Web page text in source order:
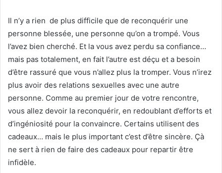
Il n’y a rien de plus difficile que de reconquérir une
personne blessée, une personne qu’on a trompé. Vous
l’avez bien cherché. Et la vous avez perdu sa confiance…
mais pas totalement, en fait l’autre est déçu et a besoin
d’être rassuré que vous n’allez plus la tromper. Vous n’irez
plus avoir des relations sexuelles avec une autre
personne. Comme au premier jour de votre rencontre,
vous allez devoir la reconquérir, en redoublant d’efforts et
d’ingéniosité pour la convaincre. Certains utilisent des
cadeaux… mais le plus important c’est d’être sincère. Çà
ne sert à rien de faire des cadeaux pour repartir être
infidèle.